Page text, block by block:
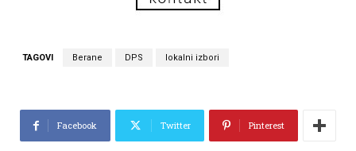
TAGOVI Berane DPS lokalni izbori
Facebook Twitter Pinterest